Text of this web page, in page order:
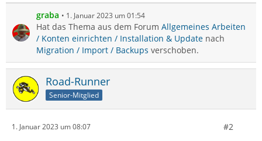
graba 1. Januar 2023 um 01:54
Hat das Thema aus dem Forum Allgemeines Arbeiten
/ Konten einrichten / Installation & Update nach
Migration / Import / Backups verschoben.
Road-Runner
Senior-Mitglied
1. Januar 2023 um 08:07 #2